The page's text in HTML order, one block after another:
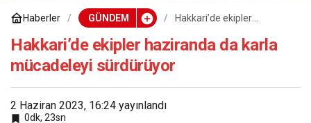
Haberler GÜNDEM
Hakkari’de ekipler
mücadeleyi sürdürüyor
Hakkari’de ekipler haziranda da karla
mücadeleyi sürdürüyor
2 Haziran 2023, 16:24 yayınlandı
0dk, 23sn